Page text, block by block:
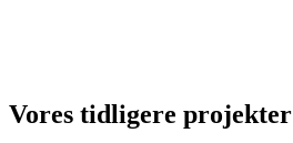
Vores tidligere projekter